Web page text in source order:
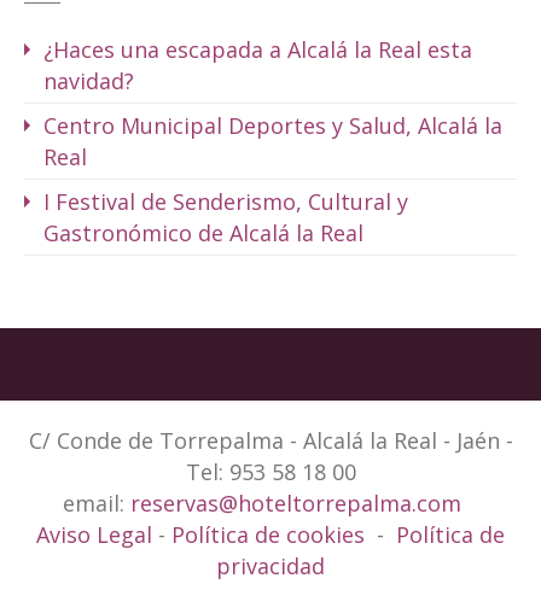
¿Haces una escapada a Alcalá la Real esta
navidad?
Centro Municipal Deportes y Salud, Alcalá la
Real
I Festival de Senderismo, Cultural y
Gastronómico de Alcalá la Real
C/ Conde de Torrepalma - Alcalá la Real - Jaén -
Tel: 953 58 18 00
email: reservas@hoteltorrepalma.com
Aviso Legal - Política de cookies - Política de
privacidad